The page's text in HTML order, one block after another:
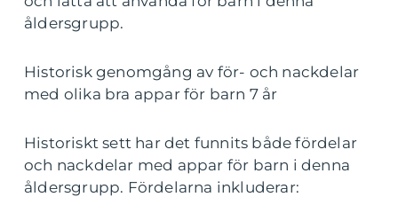
åldersgrupp.
Historisk genomgång av för- och nackdelar
med olika bra appar för barn 7 år
Historiskt sett har det funnits både fördelar
och nackdelar med appar för barn i denna
åldersgrupp. Fördelarna inkluderar: